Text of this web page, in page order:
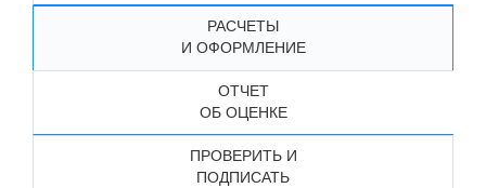
РАСЧЕТЫ
И ОФОРМЛЕНИЕ
ОТЧЕТ
ОБ ОЦЕНКЕ
ПРОВЕРИТЬ И
ПОДПИСАТЬ